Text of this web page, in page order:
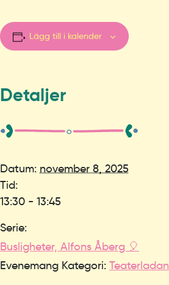
Lägg till i kalender
Detaljer
Datum: november 8, 2025
Tid:
13:30 - 13:45
Serie:
Busligheter, Alfons Åberg 🎈
Evenemang Kategori: Teaterladan